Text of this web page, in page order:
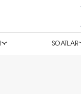
SOATLAR